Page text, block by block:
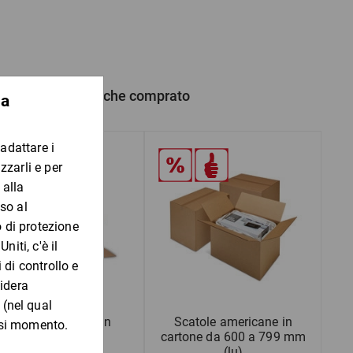
saldatura
- 1063, Legge 178 del 30.12.2020
hanno anche comprato
Cartone ondulato in
Scatole americane in
cartone da 600 a 799 mm